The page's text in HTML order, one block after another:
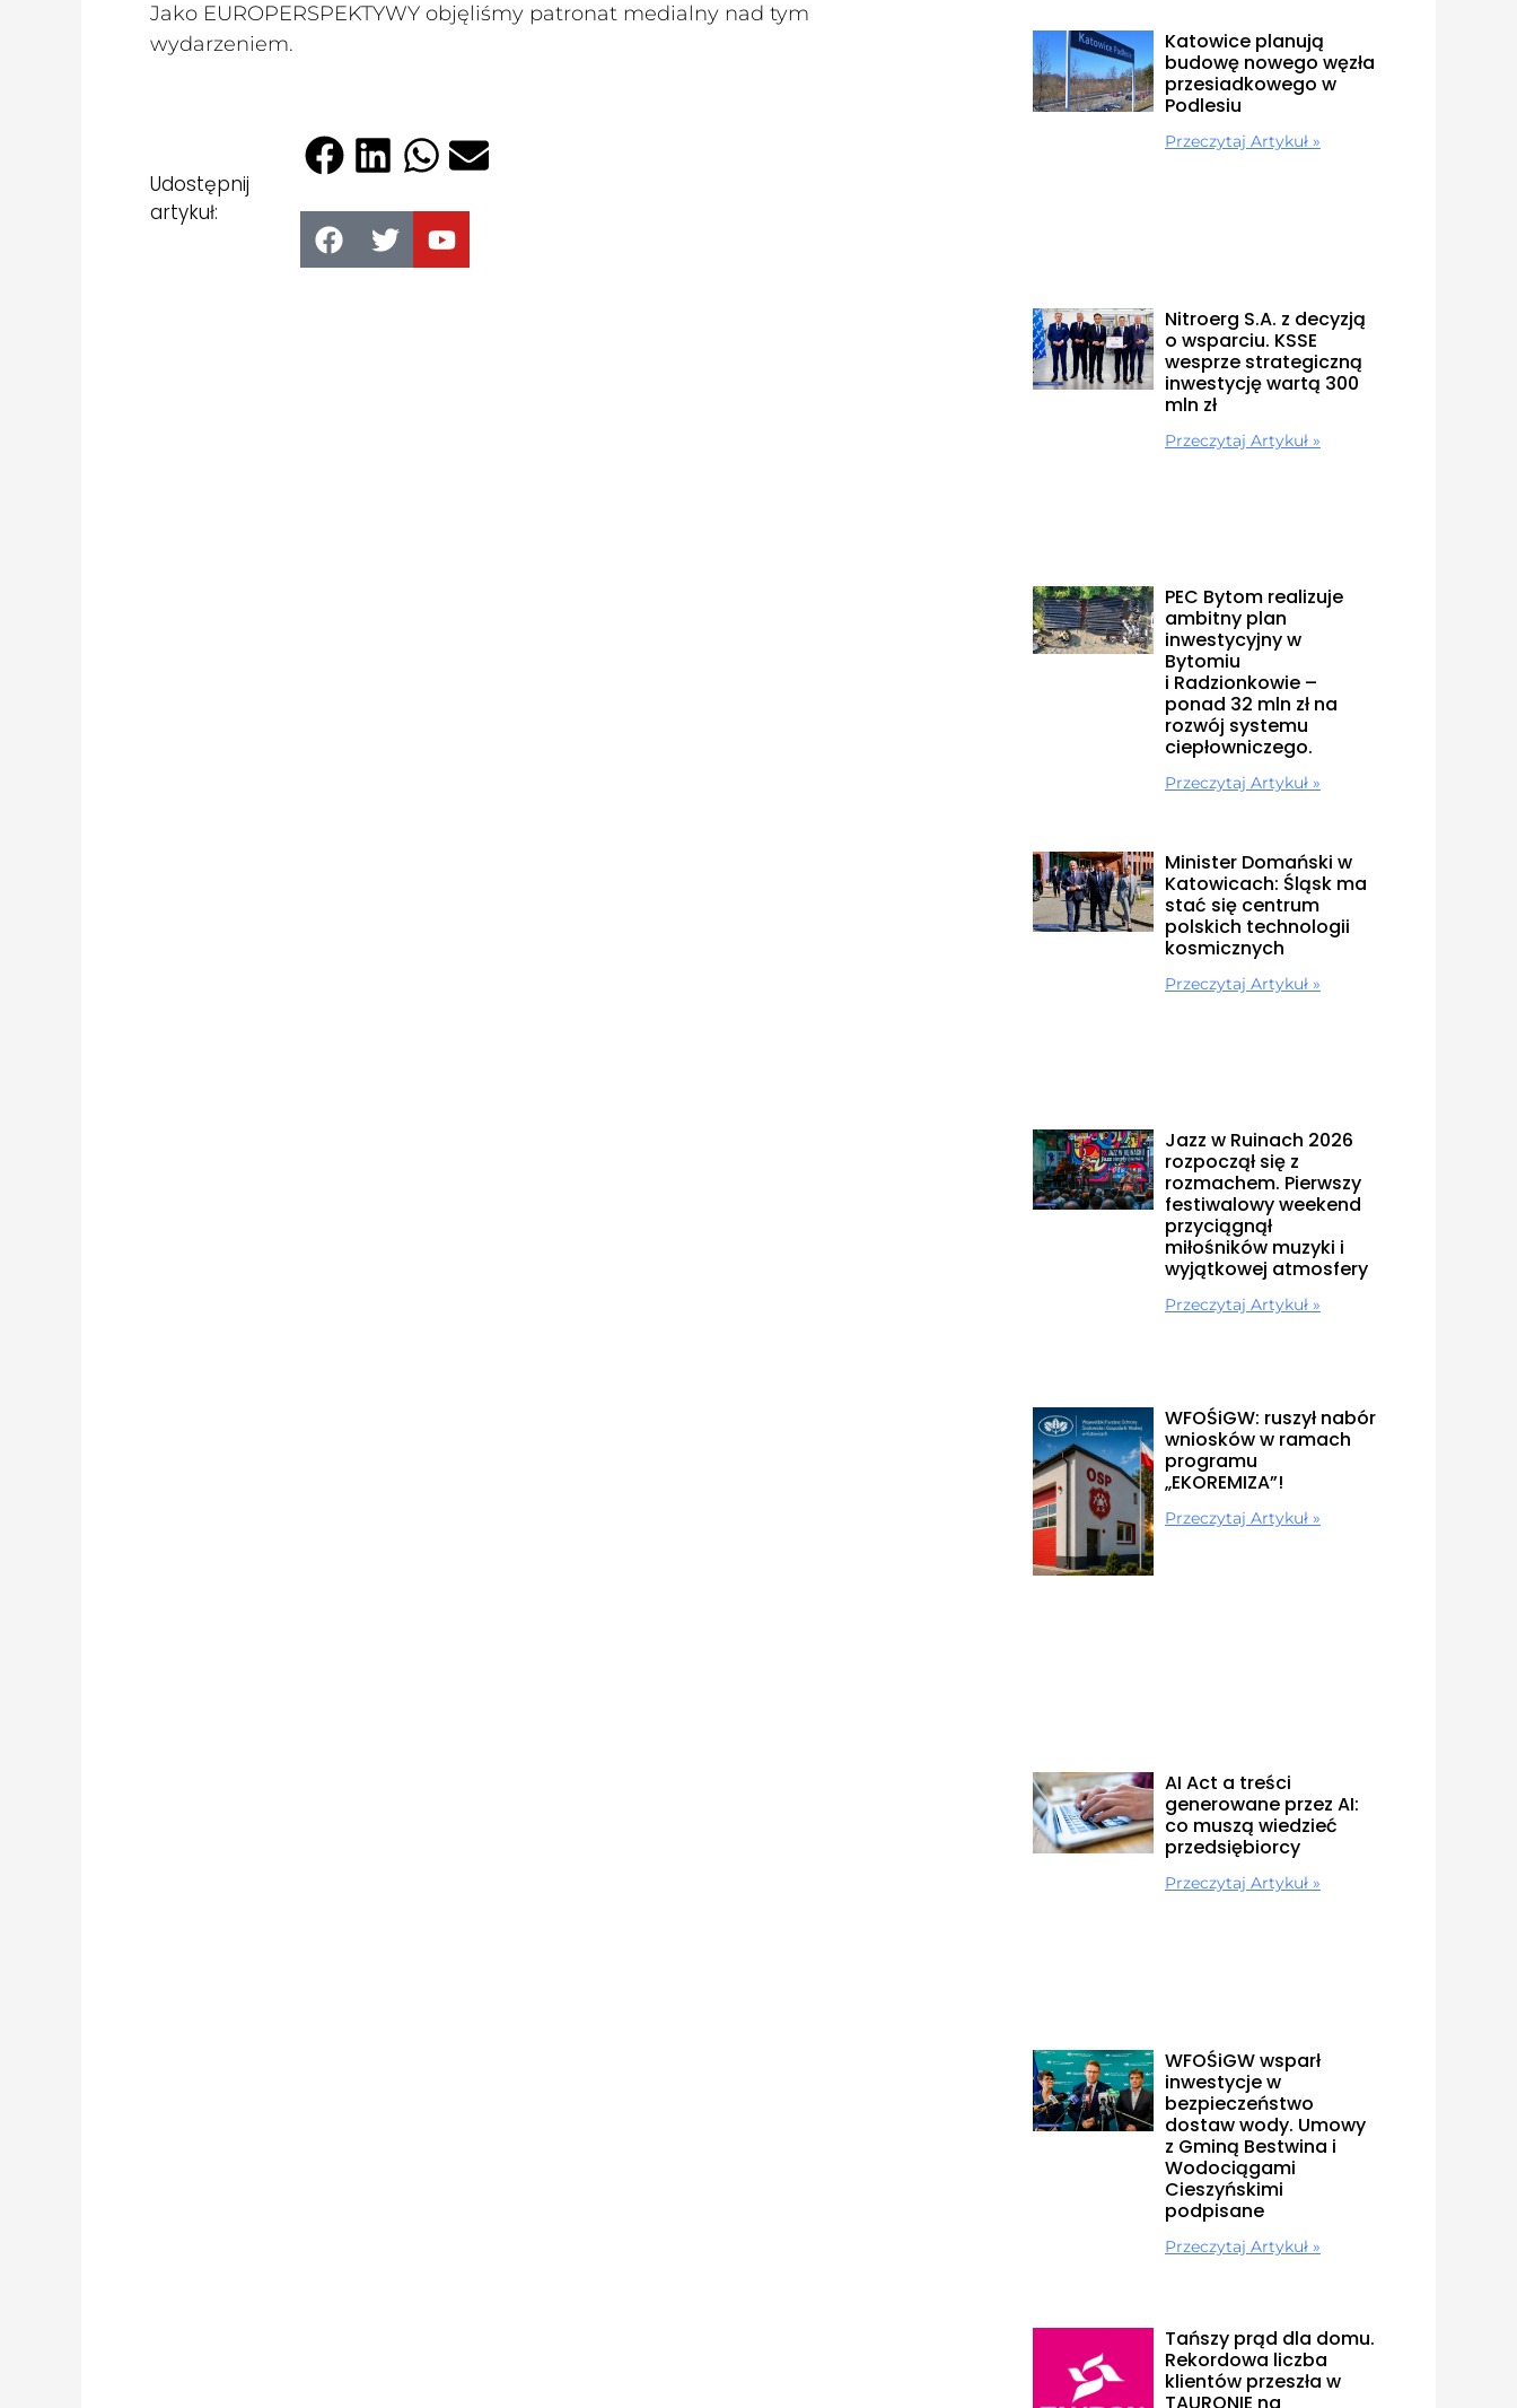
Jako EUROPERSPEKTYWY objęliśmy patronat medialny nad tym
wydarzeniem.
Udostępnij
artykuł:
Katowice planują
budowę nowego węzła
przesiadkowego w
Podlesiu
Przeczytaj Artykuł »
Nitroerg S.A. z decyzją
o wsparciu. KSSE
wesprze strategiczną
inwestycję wartą 300
mln zł
Przeczytaj Artykuł »
PEC Bytom realizuje
ambitny plan
inwestycyjny w
Bytomiu
i Radzionkowie –
ponad 32 mln zł na
rozwój systemu
ciepłowniczego.
Przeczytaj Artykuł »
Minister Domański w
Katowicach: Śląsk ma
stać się centrum
polskich technologii
kosmicznych
Przeczytaj Artykuł »
Jazz w Ruinach 2026
rozpoczął się z
rozmachem. Pierwszy
festiwalowy weekend
przyciągnął
miłośników muzyki i
wyjątkowej atmosfery
Przeczytaj Artykuł »
WFOŚiGW: ruszył nabór
wniosków w ramach
programu
„EKOREMIZA”!
Przeczytaj Artykuł »
AI Act a treści
generowane przez AI:
co muszą wiedzieć
przedsiębiorcy
Przeczytaj Artykuł »
WFOŚiGW wsparł
inwestycje w
bezpieczeństwo
dostaw wody. Umowy
z Gminą Bestwina i
Wodociągami
Cieszyńskimi
podpisane
Przeczytaj Artykuł »
Tańszy prąd dla domu.
Rekordowa liczba
klientów przeszła w